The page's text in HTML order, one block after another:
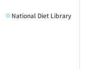
National Diet Library